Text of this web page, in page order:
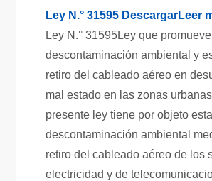
Ley N.° 31595 DescargarLeer
Ley N.° 31595Ley que
descontaminación ambiental y
retiro del cableado aéreo en
mal estado en las zonas
presente ley tiene por objeto
descontaminación ambiental
retiro del cableado aéreo de los
electricidad y de